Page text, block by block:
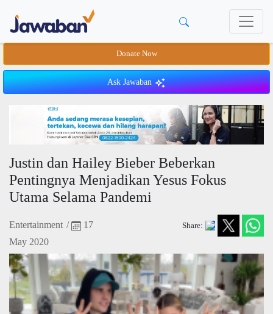
Donate Now
Ask Jawaban
Justin dan Hailey Bieber Beberkan
Pentingnya Menjadikan Yesus Fokus
Utama Selama Pandemi
Entertainment /
17
May 2020
Share: